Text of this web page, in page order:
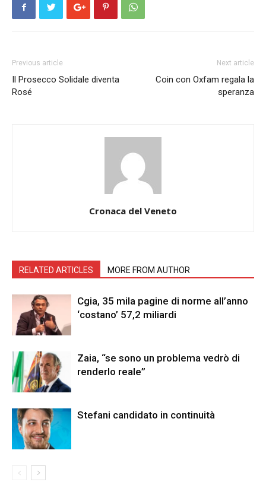
Previous article
Il Prosecco Solidale diventa
Rosé
Next article
Coin con Oxfam regala la
speranza
Cronaca del Veneto
RELATED ARTICLES MORE FROM AUTHOR
Cgia, 35 mila pagine di norme all’anno
‘costano’ 57,2 miliardi
Zaia, “se sono un problema vedrò di
renderlo reale”
Stefani candidato in continuità